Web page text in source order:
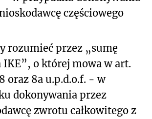
częściowego
rozumieć przez „sumę
IKE”, o której mowa w art.
oraz 8a u.p.d.o.f. - w
dokonywania przez
zwrotu całkowitego z